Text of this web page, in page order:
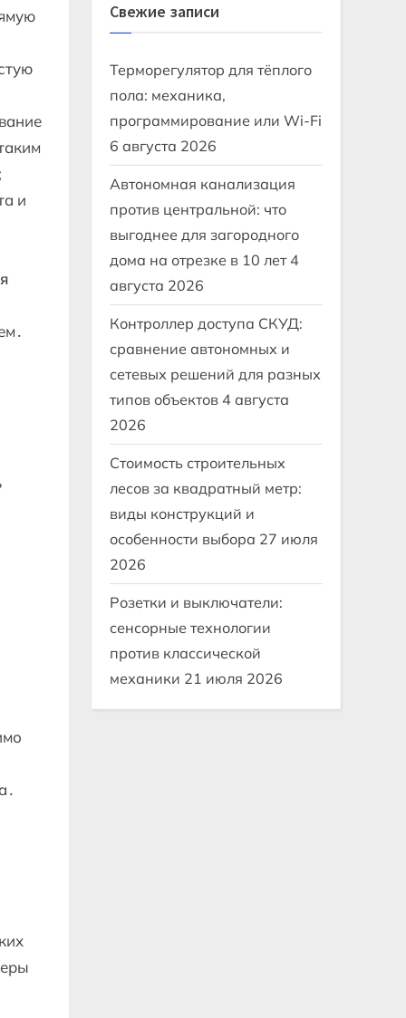
и
Свежие записи
Терморегулятор для тёплого
пола: механика,
программирование или Wi-Fi
6 августа 2026
Автономная канализация
против центральной: что
выгоднее для загородного
дома на отрезке в 10 лет 4
августа 2026
Контроллер доступа СКУД:
сравнение автономных и
сетевых решений для разных
типов объектов 4 августа
2026
Стоимость строительных
лесов за квадратный метр:
виды конструкций и
особенности выбора 27 июля
2026
Розетки и выключатели:
сенсорные технологии
против классической
механики 21 июля 2026